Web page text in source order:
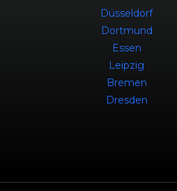
Düsseldorf
Dortmund
Essen
Leipzig
Bremen
Dresden